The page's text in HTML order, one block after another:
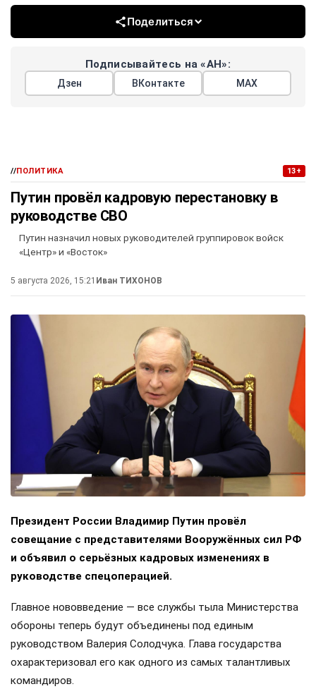
Поделиться
Подписывайтесь на «АН»:
Дзен ВКонтакте МАХ
//ПОЛИТИКА 13+
Путин провёл кадровую перестановку в
руководстве СВО
Путин назначил новых руководителей группировок войск
«Центр» и «Восток»
5 августа 2026, 15:21 Иван ТИХОНОВ
Президент России Владимир Путин провёл
совещание с представителями Вооружённых сил РФ
и объявил о серьёзных кадровых изменениях в
руководстве спецоперацией.
Главное нововведение — все службы тыла Министерства
обороны теперь будут объединены под единым
руководством Валерия Солодчука. Глава государства
охарактеризовал его как одного из самых талантливых
командиров.